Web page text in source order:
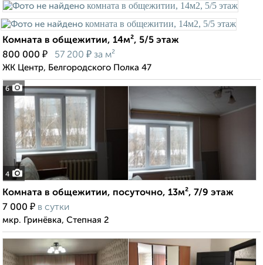
6
Комната в общежитии, 14м², 5/5 этаж
800 000 ₽ 57 200 ₽ за м²
ЖК Центр, Белгородского Полка 47
4
Комната в общежитии, посуточно, 13м², 7/9 этаж
7 000 ₽ в сутки
мкр. Гринёвка, Степная 2